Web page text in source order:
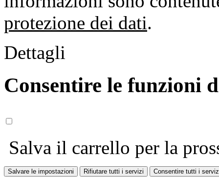
protezione dei dati.
Dettagli
Consentire le funzioni
Salva il carrello per la
Salvare le impostazioni Rifiutare tutti i servizi Consentire tutti i